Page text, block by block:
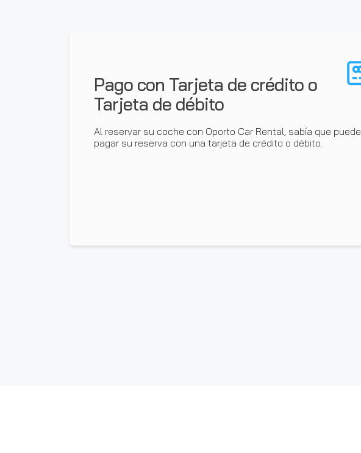
Pago con Tarjeta de crédito o
Tarjeta de débito
Al reservar su coche con Oporto Car Rental, sabía que puede
pagar su reserva con una tarjeta de crédito o débito.